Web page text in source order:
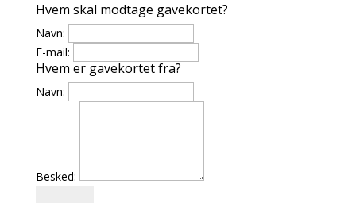
Hvem skal modtage gavekortet?
Navn:
E-mail:
Hvem er gavekortet fra?
Navn:
Besked: